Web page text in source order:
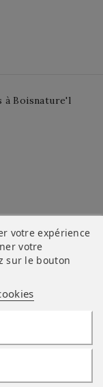
votre expérience
votre
sur le bouton
à Boisnature'l